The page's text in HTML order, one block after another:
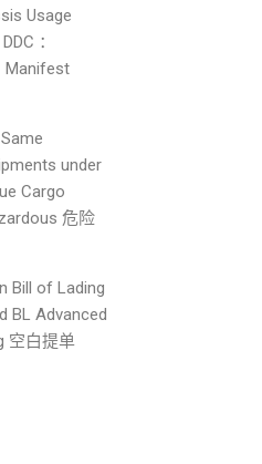
Usage
：
Manifest
under
Cargo
危险
Bill of Lading
BL Advanced
空白提单